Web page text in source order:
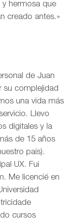
y hermosa que
creado antes.»
de Juan
su complejidad
una vida más
Llevo
digitales y la
de 15 años
país).
UX. Fui
Me licencié en
cursos